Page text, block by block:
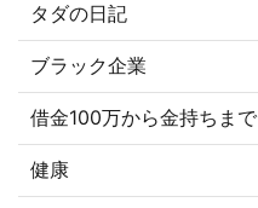
タダの日記
ブラック企業
借金100万から金持ちまで
健康